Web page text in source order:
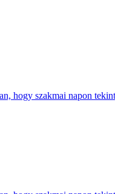
hogy szakmai napon